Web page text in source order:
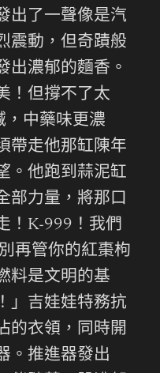
出了一聲像是汽
震動，但奇蹟般
出濃郁的麵香。
！但撐不了太
，中藥味更濃
帶走他那缸陳年
。他跑到蒜泥缸
部力量，將那口
！K-999！我們
再管你的紅棗枸
料是文明的基
」吉娃娃特務抗
的衣領，同時開
。推進器發出